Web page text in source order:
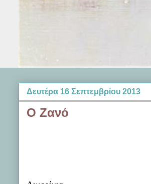
Δευτέρα 16 Σεπτεμβρίου 2013
Ο Ζανό